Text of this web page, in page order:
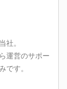
社。
運営のサポー
です。